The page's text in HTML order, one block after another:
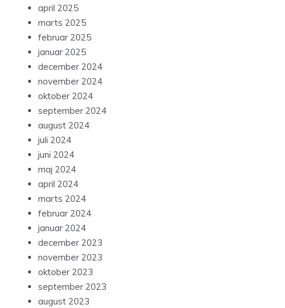
april 2025
marts 2025
februar 2025
januar 2025
december 2024
november 2024
oktober 2024
september 2024
august 2024
juli 2024
juni 2024
maj 2024
april 2024
marts 2024
februar 2024
januar 2024
december 2023
november 2023
oktober 2023
september 2023
august 2023